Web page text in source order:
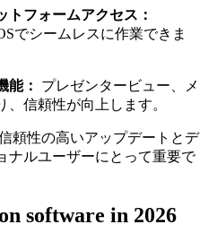
トフォームアクセス：
でシームレスに作業できま
能：
プレゼンタービュー、メ
信頼性が向上します。
頼性の高いアップデートとデ
ナルユーザーにとって重要で
software in 2026